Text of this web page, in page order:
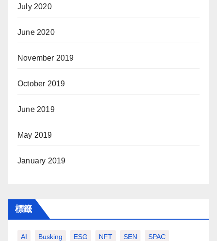
July 2020
June 2020
November 2019
October 2019
June 2019
May 2019
January 2019
標籤
AI Busking ESG NFT SEN SPAC